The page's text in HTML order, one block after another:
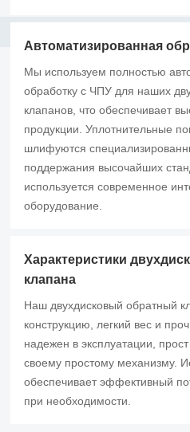
Автоматизированная
Мы используем полностью
обработку с ЧПУ для наших
клапанов, что обеспечивает
продукции. Уплотнительные
шлифуются
поддержания высочайших
используется современное
оборудование.
Характеристики
клапана
Наш двухдисковый обратный
конструкцию, легкий вес и
надежен в эксплуатации,
своему простому механизму.
обеспечивает эффективный
при необходимости.